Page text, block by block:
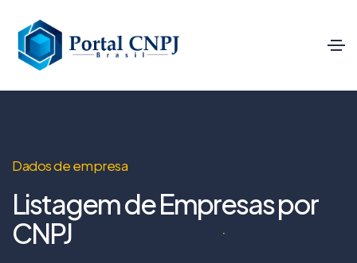
Dados de empresa
Listagem de Empresas por
CNPJ